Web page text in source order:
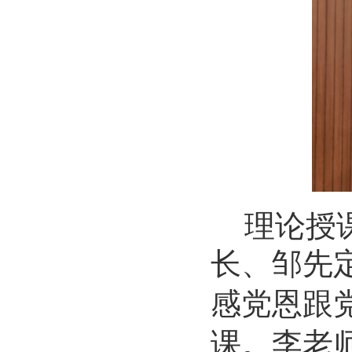
理论授
长、 邹先
感党恩跟
课。李老